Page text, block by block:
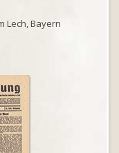
Lech, Bayern